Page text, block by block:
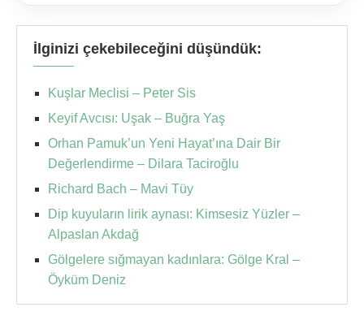
İlginizi çekebileceğini düşündük:
Kuşlar Meclisi – Peter Sis
Keyif Avcısı: Uşak – Buğra Yaş
Orhan Pamuk’un Yeni Hayat’ına Dair Bir
Değerlendirme – Dilara Taciroğlu
Richard Bach – Mavi Tüy
Dip kuyuların lirik aynası: Kimsesiz Yüzler –
Alpaslan Akdağ
Gölgelere sığmayan kadınlara: Gölge Kral –
Öyküm Deniz